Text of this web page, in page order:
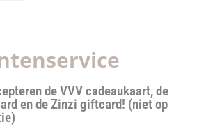
de VVV cadeaukaart, de
en de Zinzi giftcard! (niet op